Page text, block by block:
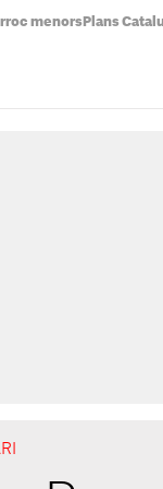
menors Plans